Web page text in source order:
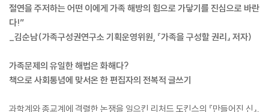
절연을 주저하는 어떤 이에게 가족 해방의 힘으로 가닿기를 진심으로 바란
다!”
_김순남(가족구성권연구소 기획운영위원, 『가족을 구성할 권리』 저자)
가족문제의 유일한 해법은 화해다?
책으로 사회통념에 맞서온 한 편집자의 전복적 글쓰기
과학계와 종교계에 격렬한 논쟁을 일으킨 리처드 도킨스의 『만들어진 신』,